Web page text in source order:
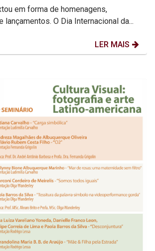
em forma de homenagens,
lançamentos. O Dia Internacional da...
LER MAIS